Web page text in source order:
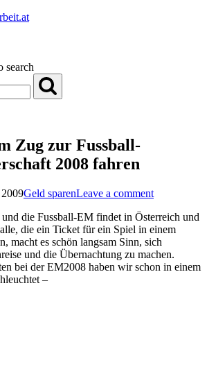
search
Zug zur Fussball-
2008 fahren
Geld sparenLeave a comment
die Fussball-EM findet in Österreich und
die ein Ticket für ein Spiel in einem
macht es schön langsam Sinn, sich
und die Übernachtung zu machen.
bei der EM2008 haben wir schon in einem
–